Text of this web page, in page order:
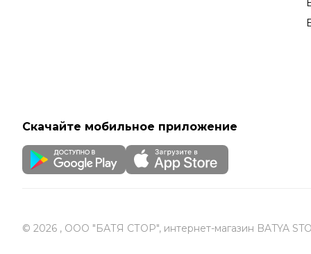
Скачайте мобильное приложение
© 2026 , ООО "БАТЯ СТОР", интернет-магазин BATYA